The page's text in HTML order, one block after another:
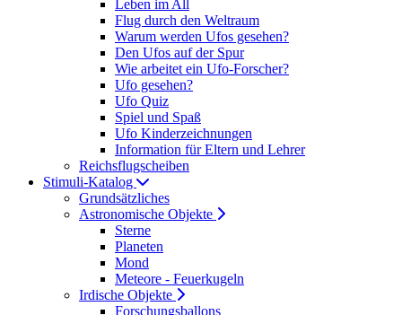
Leben im All
Flug durch den Weltraum
Warum werden Ufos gesehen?
Den Ufos auf der Spur
Wie arbeitet ein Ufo-Forscher?
Ufo gesehen?
Ufo Quiz
Spiel und Spaß
Ufo Kinderzeichnungen
Information für Eltern und Lehrer
Reichsflugscheiben
Stimuli-Katalog
Grundsätzliches
Astronomische Objekte
Sterne
Planeten
Mond
Meteore - Feuerkugeln
Irdische Objekte
Forschungsballons